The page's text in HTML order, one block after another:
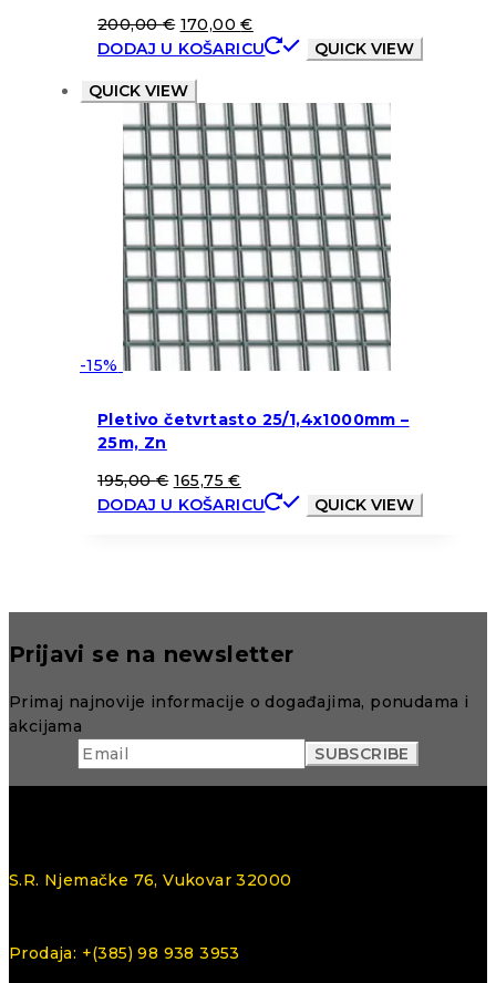
200,00€ 170,00€
DODAJ U KOŠARICU
QUICK VIEW
QUICK VIEW
-15%
Pletivo četvrtasto 25/1,4x1000mm –
25m, Zn
195,00€ 165,75€
DODAJ U KOŠARICU
QUICK VIEW
Prijavi se na newsletter
Primaj najnovije informacije o događajima, ponudama i
akcijama
S.R. Njemačke 76, Vukovar 32000
Prodaja: +(385) 98 938 3953